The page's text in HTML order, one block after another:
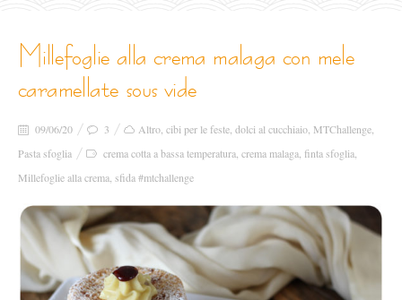
millefoglie alla crema malaga con mele
caramellate sous vide
09/06/20 3 Altro cibi per le feste dolci al cucchiaio MTChallenge
Pasta sfoglia
crema cotta a bassa temperatura crema malaga finta sfoglia
Millefoglie alla crema sfida #mtchallenge